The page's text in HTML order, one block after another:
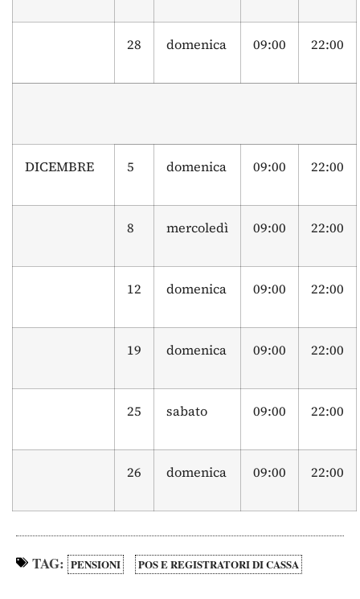
28 domenica 09:00 22:00
DICEMBRE 5 domenica 09:00 22:00
8 mercoledì 09:00 22:00
12 domenica 09:00 22:00
19 domenica 09:00 22:00
25 sabato 09:00 22:00
26 domenica 09:00 22:00
TAG: PENSIONI POS E REGISTRATORI DI CASSA